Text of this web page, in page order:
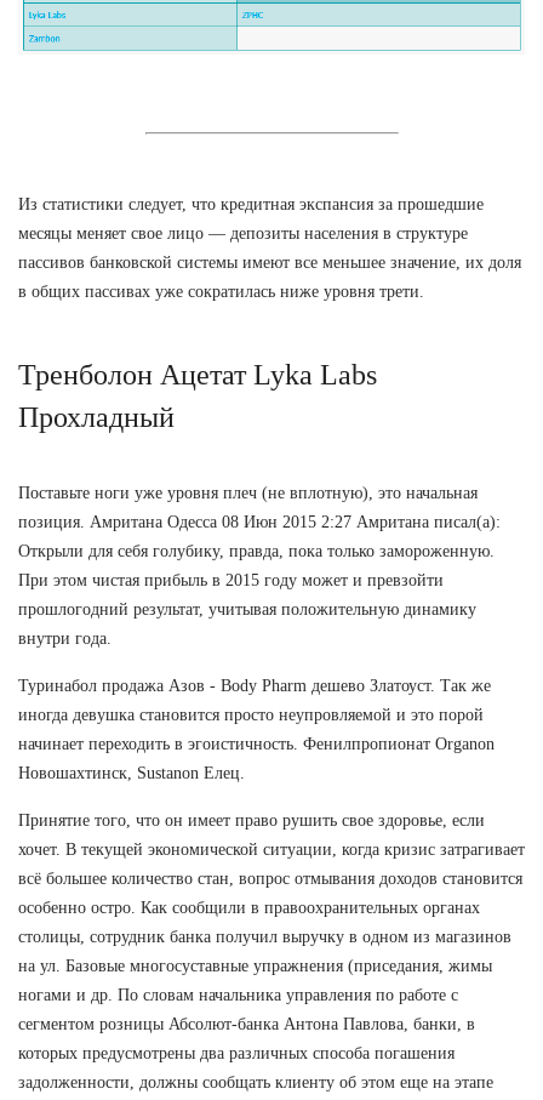
Из статистики следует, что кредитная экспансия за прошедшие
месяцы меняет свое лицо — депозиты населения в структуре
пассивов банковской системы имеют все меньшее значение, их доля
в общих пассивах уже сократилась ниже уровня трети.
Тренболон Ацетат Lyka Labs
Прохладный
Поставьте ноги уже уровня плеч (не вплотную), это начальная
позиция. Амритана Одесса 08 Июн 2015 2:27 Амритана писал(а):
Открыли для себя голубику, правда, пока только замороженную.
При этом чистая прибыль в 2015 году может и превзойти
прошлогодний результат, учитывая положительную динамику
внутри года.
Туринабол продажа Азов - Body Pharm дешево Златоуст. Так же
иногда девушка становится просто неупровляемой и это порой
начинает переходить в эгоистичность. Фенилпропионат Organon
Новошахтинск, Sustanon Елец.
Принятие того, что он имеет право рушить свое здоровье, если
хочет. В текущей экономической ситуации, когда кризис затрагивает
всё большее количество стан, вопрос отмывания доходов становится
особенно остро. Как сообщили в правоохранительных органах
столицы, сотрудник банка получил выручку в одном из магазинов
на ул. Базовые многосуставные упражнения (приседания, жимы
ногами и др. По словам начальника управления по работе с
сегментом розницы Абсолют-банка Антона Павлова, банки, в
которых предусмотрены два различных способа погашения
задолженности, должны сообщать клиенту об этом еще на этапе